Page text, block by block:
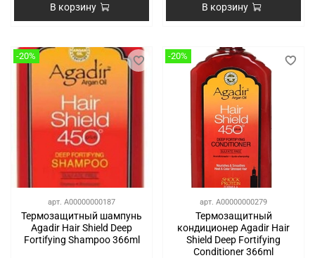
В корзину В корзину
-20%
арт. A00000000187
Термозащитный шампунь
Agadir Hair Shield Deep
Fortifying Shampoo 366ml
-20%
арт. A00000000279
Термозащитный
кондиционер Agadir Hair
Shield Deep Fortifying
Conditioner 366ml